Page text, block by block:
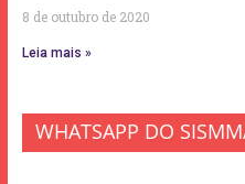
8 de outubro de 2020
Leia mais »
WHATSAPP DO